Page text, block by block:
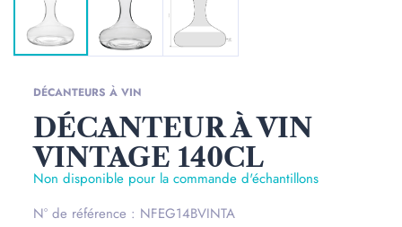
DÉCANTEURS À VIN
DÉCANTEUR À VIN
VINTAGE 140CL
Non disponible pour la commande d'échantillons
N° de référence : NFEG14BVINTA